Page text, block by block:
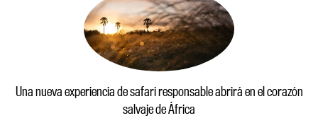
Una nueva experiencia de safari responsable abrirá en el corazón
salvaje de África